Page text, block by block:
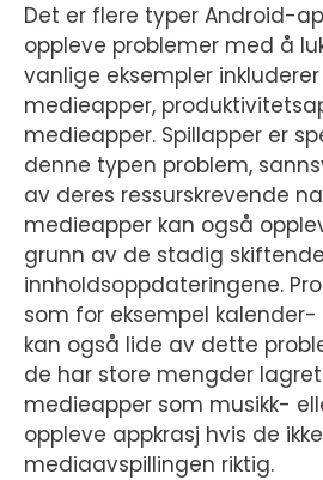
Det er flere typer Android-
oppleve problemer med å
vanlige eksempler
medieapper,
medieapper. Spillapper er
denne typen problem,
av deres ressurskrevende
medieapper kan også
grunn av de stadig skiftende
innholdsoppdateringene.
som for eksempel
kan også lide av dette
de har store mengder
medieapper som musikk-
oppleve appkrasj hvis de
mediaavspillingen riktig.